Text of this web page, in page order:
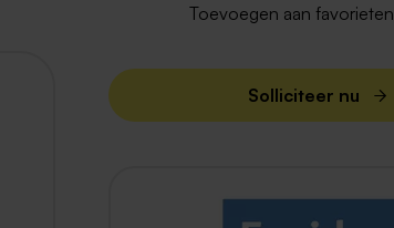
Toevoegen aan favorieten
Solliciteer nu